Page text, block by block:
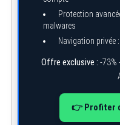
Protection
malwares
Navigation privée
Offre exclusive : -
👉 Profiter